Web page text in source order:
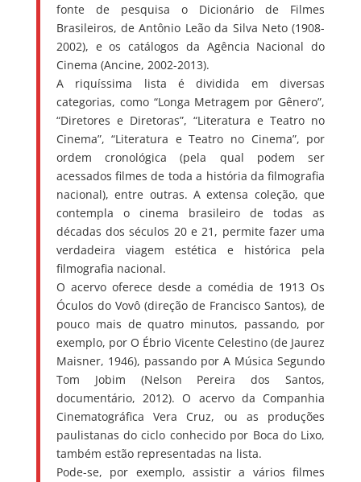
fonte de pesquisa o Dicionário de Filmes
Brasileiros, de Antônio Leão da Silva Neto (1908-
2002), e os catálogos da Agência Nacional do
Cinema (Ancine, 2002-2013).
A riquíssima lista é dividida em diversas
categorias, como “Longa Metragem por Gênero”,
“Diretores e Diretoras”, “Literatura e Teatro no
Cinema”, “Literatura e Teatro no Cinema”, por
ordem cronológica (pela qual podem ser
acessados filmes de toda a história da filmografia
nacional), entre outras. A extensa coleção, que
contempla o cinema brasileiro de todas as
décadas dos séculos 20 e 21, permite fazer uma
verdadeira viagem estética e histórica pela
filmografia nacional.
O acervo oferece desde a comédia de 1913 Os
Óculos do Vovô (direção de Francisco Santos), de
pouco mais de quatro minutos, passando, por
exemplo, por O Ébrio Vicente Celestino (de Jaurez
Maisner, 1946), passando por A Música Segundo
Tom Jobim (Nelson Pereira dos Santos,
documentário, 2012). O acervo da Companhia
Cinematográfica Vera Cruz, ou as produções
paulistanas do ciclo conhecido por Boca do Lixo,
também estão representadas na lista.
Pode-se, por exemplo, assistir a vários filmes